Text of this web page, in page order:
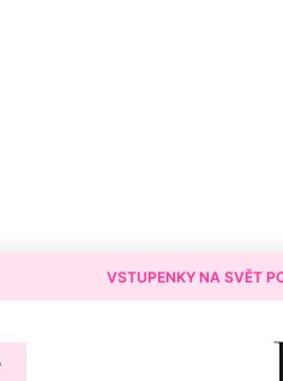
VSTUPENKY NA SVĚT